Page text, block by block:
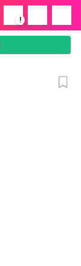
!